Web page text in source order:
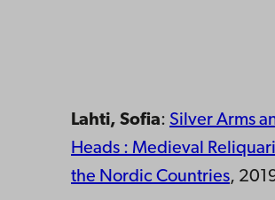
Lahti, Sofia: Silver Arms
Heads : Medieval
the Nordic Countries,